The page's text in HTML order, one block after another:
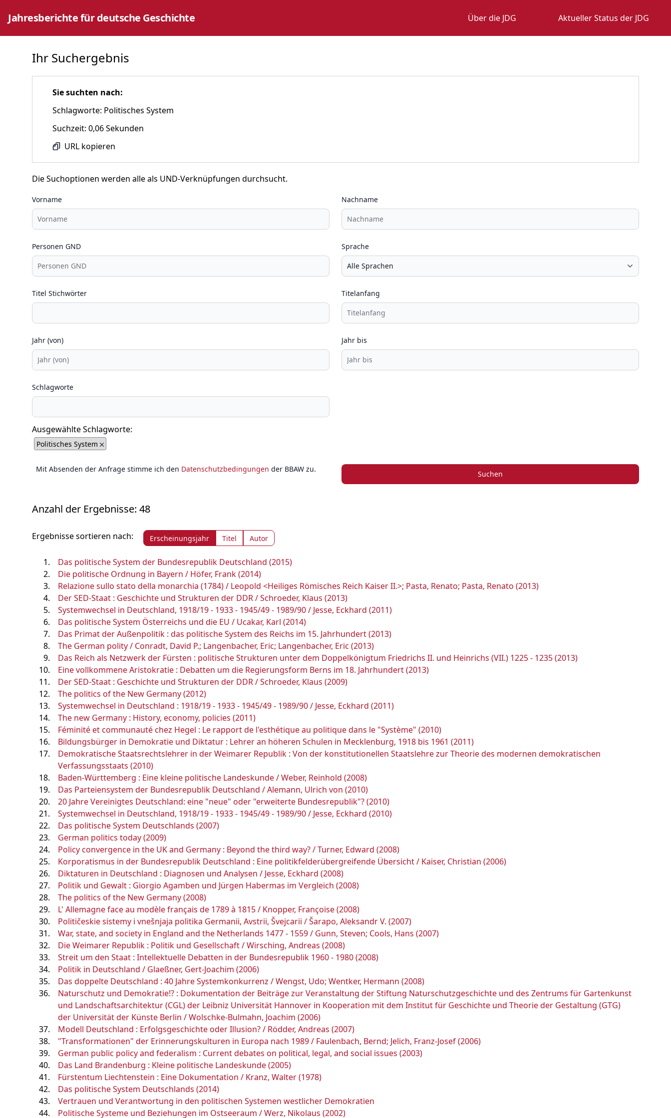
Jahresberichte für deutsche Geschichte Über die JDG Aktueller Status der JDG
Ihr Suchergebnis
Sie suchten nach:
Schlagworte: Politisches System
Suchzeit: 0,06 Sekunden
URL kopieren
Die Suchoptionen werden alle als UND-Verknüpfungen durchsucht.
Vorname Nachname
Personen GND Sprache
Titel Stichwörter Titelanfang
Jahr (von) Jahr bis
Schlagworte
Ausgewählte Schlagworte:
Politisches System
Mit Absenden der Anfrage stimme ich den Datenschutzbedingungen der BBAW zu.
Suchen
Anzahl der Ergebnisse: 48
Ergebnisse sortieren nach: Erscheinungsjahr Titel Autor
Das politische System der Bundesrepublik Deutschland (2015)
Die politische Ordnung in Bayern / Höfer, Frank (2014)
Relazione sullo stato della monarchia (1784) / Leopold <Heiliges Römisches Reich Kaiser II.>; Pasta, Renato; Pasta, Renato (2013)
Der SED-Staat : Geschichte und Strukturen der DDR / Schroeder, Klaus (2013)
Systemwechsel in Deutschland, 1918/19 - 1933 - 1945/49 - 1989/90 / Jesse, Eckhard (2011)
Das politische System Österreichs und die EU / Ucakar, Karl (2014)
Das Primat der Außenpolitik : das politische System des Reichs im 15. Jahrhundert (2013)
The German polity / Conradt, David P.; Langenbacher, Eric; Langenbacher, Eric (2013)
Das Reich als Netzwerk der Fürsten : politische Strukturen unter dem Doppelkönigtum Friedrichs II. und Heinrichs (VII.) 1225 - 1235 (2013)
Eine vollkommene Aristokratie : Debatten um die Regierungsform Berns im 18. Jahrhundert (2013)
Der SED-Staat : Geschichte und Strukturen der DDR / Schroeder, Klaus (2009)
The politics of the New Germany (2012)
Systemwechsel in Deutschland : 1918/19 - 1933 - 1945/49 - 1989/90 / Jesse, Eckhard (2011)
The new Germany : History, economy, policies (2011)
Féminité et communauté chez Hegel : Le rapport de l'esthétique au politique dans le "Système" (2010)
Bildungsbürger in Demokratie und Diktatur : Lehrer an höheren Schulen in Mecklenburg, 1918 bis 1961 (2011)
Demokratische Staatsrechtslehrer in der Weimarer Republik : Von der konstitutionellen Staatslehre zur Theorie des modernen demokratischen
Verfassungsstaats (2010)
Baden-Württemberg : Eine kleine politische Landeskunde / Weber, Reinhold (2008)
Das Parteiensystem der Bundesrepublik Deutschland / Alemann, Ulrich von (2010)
20 Jahre Vereinigtes Deutschland: eine "neue" oder "erweiterte Bundesrepublik"? (2010)
Systemwechsel in Deutschland, 1918/19 - 1933 - 1945/49 - 1989/90 / Jesse, Eckhard (2010)
Das politische System Deutschlands (2007)
German politics today (2009)
Policy convergence in the UK and Germany : Beyond the third way? / Turner, Edward (2008)
Korporatismus in der Bundesrepublik Deutschland : Eine politikfelderübergreifende Übersicht / Kaiser, Christian (2006)
Diktaturen in Deutschland : Diagnosen und Analysen / Jesse, Eckhard (2008)
Politik und Gewalt : Giorgio Agamben und Jürgen Habermas im Vergleich (2008)
The politics of the New Germany (2008)
L' Allemagne face au modèle français de 1789 à 1815 / Knopper, Françoise (2008)
Političeskie sistemy i vnešnjaja politika Germanii, Avstrii, Švejcarii / Šarapo, Aleksandr V. (2007)
War, state, and society in England and the Netherlands 1477 - 1559 / Gunn, Steven; Cools, Hans (2007)
Die Weimarer Republik : Politik und Gesellschaft / Wirsching, Andreas (2008)
Streit um den Staat : Intellektuelle Debatten in der Bundesrepublik 1960 - 1980 (2008)
Politik in Deutschland / Glaeßner, Gert-Joachim (2006)
Das doppelte Deutschland : 40 Jahre Systemkonkurrenz / Wengst, Udo; Wentker, Hermann (2008)
Naturschutz und Demokratie!? : Dokumentation der Beiträge zur Veranstaltung der Stiftung Naturschutzgeschichte und des Zentrums für Gartenkunst
und Landschaftsarchitektur (CGL) der Leibniz Universität Hannover in Kooperation mit dem Institut für Geschichte und Theorie der Gestaltung (GTG)
der Universität der Künste Berlin / Wolschke-Bulmahn, Joachim (2006)
Modell Deutschland : Erfolgsgeschichte oder Illusion? / Rödder, Andreas (2007)
"Transformationen" der Erinnerungskulturen in Europa nach 1989 / Faulenbach, Bernd; Jelich, Franz-Josef (2006)
German public policy and federalism : Current debates on political, legal, and social issues (2003)
Das Land Brandenburg : Kleine politische Landeskunde (2005)
Fürstentum Liechtenstein : Eine Dokumentation / Kranz, Walter (1978)
Das politische System Deutschlands (2014)
Vertrauen und Verantwortung in den politischen Systemen westlicher Demokratien
Politische Systeme und Beziehungen im Ostseeraum / Werz, Nikolaus (2002)